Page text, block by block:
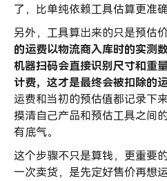
了，比单纯依赖工具估算更准确
另外，工具算出来的只是预估
的运费以物流商入库时的实测
机器扫码会直接识别尺寸和重
计费，这才是最终会被扣除的
运费和当初的预估值都记录下
摸清自己产品和预估工具之间
有底气。
这个步骤不只是算钱，更重要
一次卖货，是先定好售价再想